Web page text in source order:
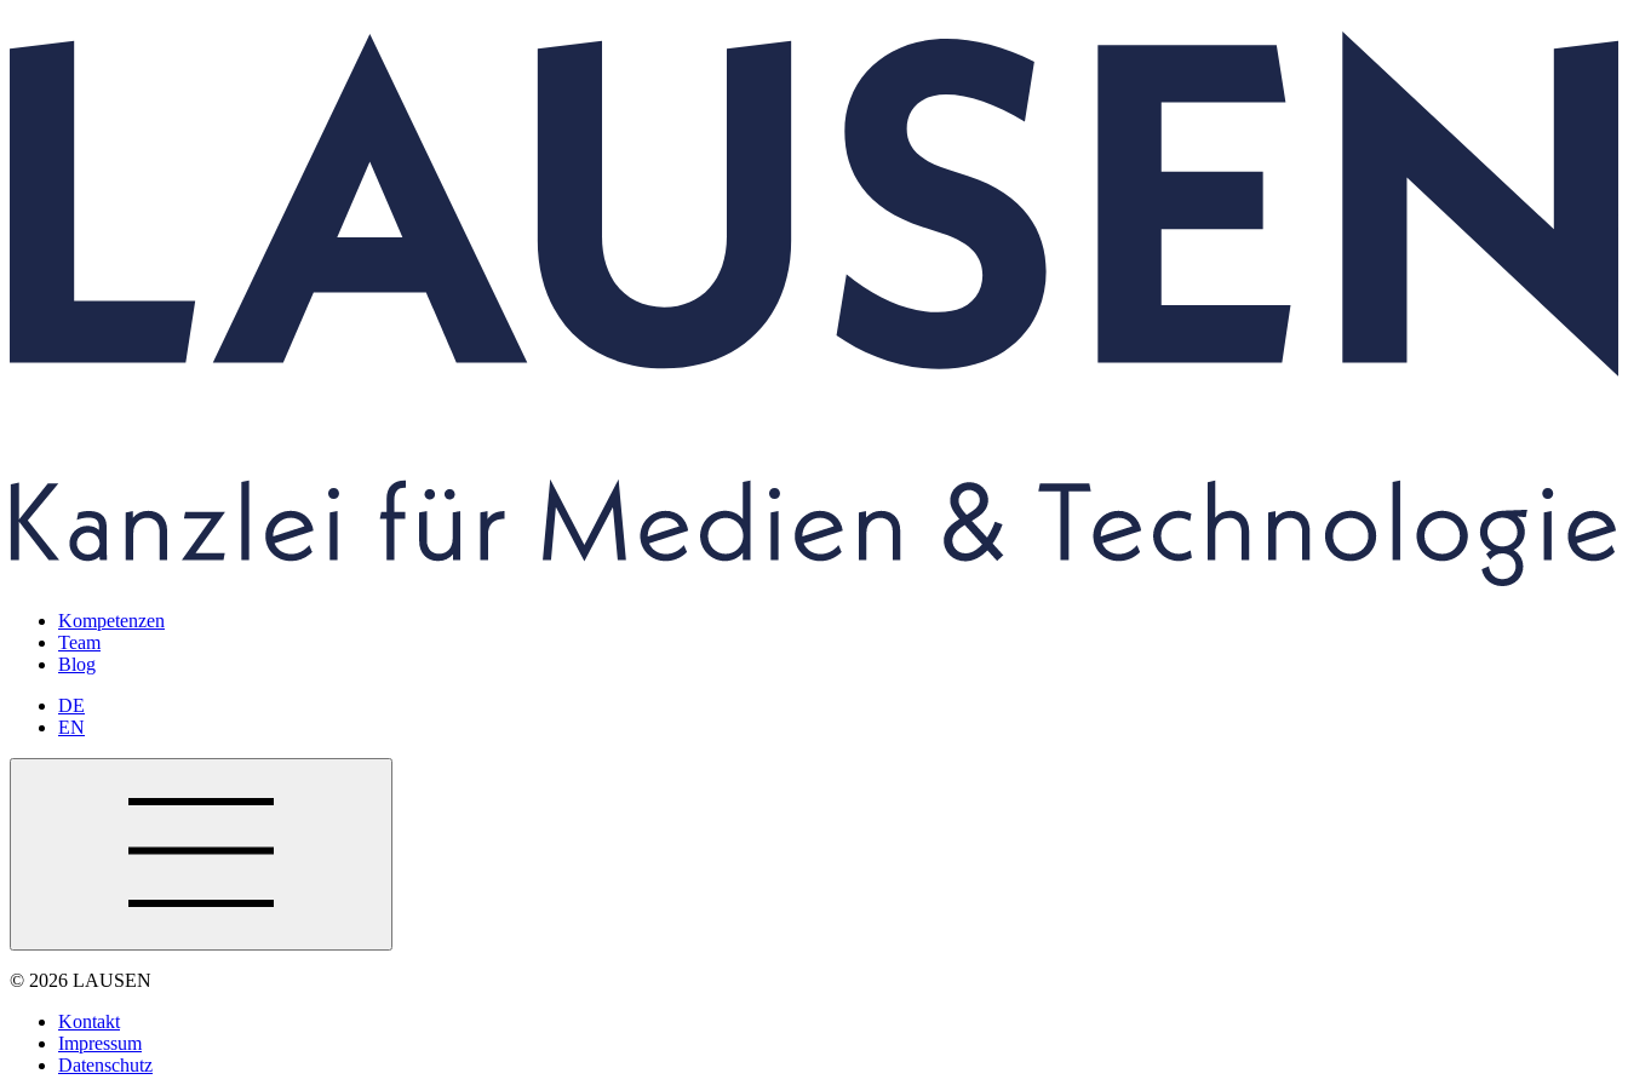
Kompetenzen
Team
Blog
DE
EN
© 2026 LAUSEN
Kontakt
Impressum
Datenschutz